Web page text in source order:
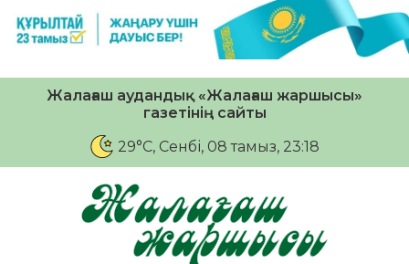
Жалағаш аудандық «Жалағаш жаршысы»
газетінің сайты
29°C, Сенбі, 08 тамыз, 23:18